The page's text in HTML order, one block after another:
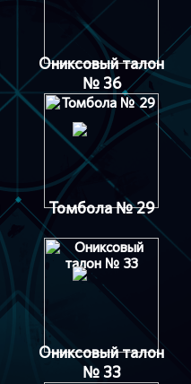
Ониксовый талон
№ 36
Томбола № 29
Ониксовый талон
№ 33